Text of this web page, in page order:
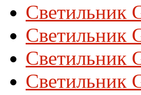
Светильник
Светильник
Светильник
Светильник